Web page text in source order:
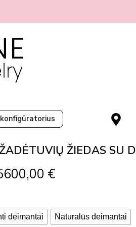
M
a
-
e
ŽIEDAS SU
€
Through
deimantai Naturalūs deimantai